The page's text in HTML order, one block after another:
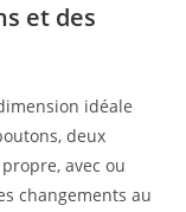
et des
idéale
deux
avec ou
changements au